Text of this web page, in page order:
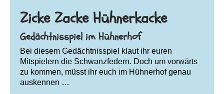
Zicke Zacke Hühnerkacke
Gedächtnisspiel im Hühnerhof
Bei diesem Gedächtnisspiel klaut ihr euren
Mitspielern die Schwanzfedern. Doch um vorwärts
zu kommen, müsst ihr euch im Hühnerhof genau
auskennen …